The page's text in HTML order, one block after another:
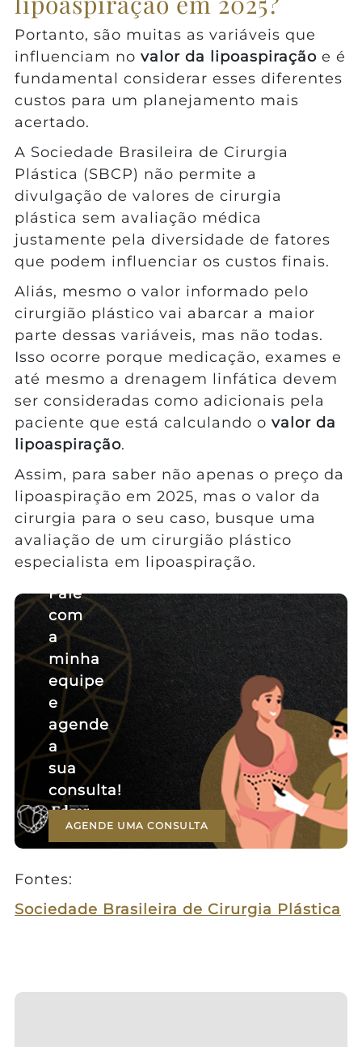
Portanto, são muitas as variáveis que
influenciam no valor da lipoaspiraçãoe é
fundamental considerar esses diferentes
custos para um planejamento mais
acertado.
A Sociedade Brasileira de Cirurgia
Plástica (SBCP) não permite a
divulgação de valores de cirurgia
plástica sem avaliação médica
justamente pela diversidade de fatores
que podem influenciar os custos finais.
Aliás, mesmo o valor informado pelo
cirurgião plástico vai abarcar a maior
parte dessas variáveis, mas não todas.
Isso ocorre porque medicação, exames e
até mesmo a drenagem linfática devem
ser consideradas como adicionais pela
paciente que está calculando o valor da
lipoaspiração.
Assim, para saber não apenas o preço da
lipoaspiração em 2025, mas o valor da
cirurgia para o seu caso, busque uma
avaliação de um cirurgião plástico
especialista em lipoaspiração.
Fale
com
a
minha
equipe
e
agende
a
sua
consulta!
AGENDE UMA CONSULTA
Fontes:
Sociedade Brasileira de Cirurgia Plástica